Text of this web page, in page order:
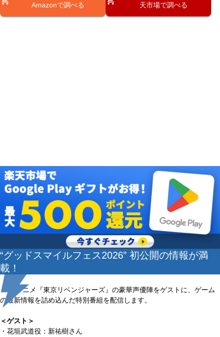
Amazonで調べる
天市場で調べる
“グッドスマイルフェス2026” 初公開の情報が満
載！
TVアニメ『東京リベンジャーズ』の豪華声優陣をゲストに、ゲーム
の最新情報を詰め込んだ特別番組を配信します。
＜ゲスト＞
・花垣武道役：新祐樹さん